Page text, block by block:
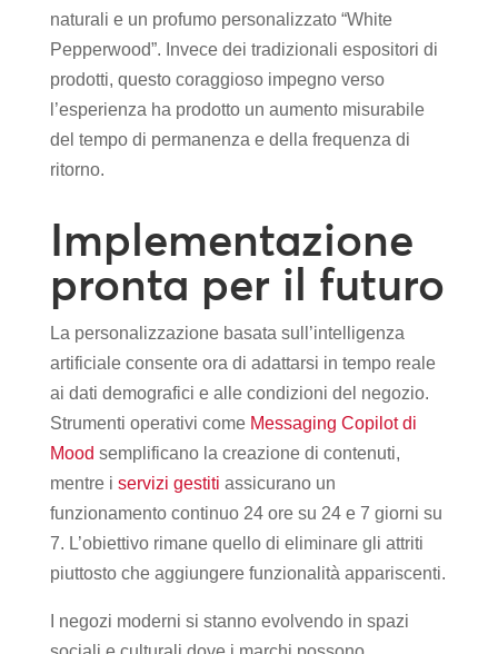
naturali e un profumo personalizzato “White
Pepperwood”. Invece dei tradizionali espositori di
prodotti, questo coraggioso impegno verso
l’esperienza ha prodotto un aumento misurabile
del tempo di permanenza e della frequenza di
ritorno.
Implementazione
pronta per il futuro
La personalizzazione basata sull’intelligenza
artificiale consente ora di adattarsi in tempo reale
ai dati demografici e alle condizioni del negozio.
Strumenti operativi come Messaging Copilot di
Mood semplificano la creazione di contenuti,
mentre i servizi gestiti assicurano un
funzionamento continuo 24 ore su 24 e 7 giorni su
7. L’obiettivo rimane quello di eliminare gli attriti
piuttosto che aggiungere funzionalità appariscenti.
I negozi moderni si stanno evolvendo in spazi